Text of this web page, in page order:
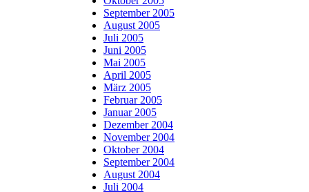
September 2005
August 2005
Juli 2005
Juni 2005
Mai 2005
April 2005
März 2005
Februar 2005
Januar 2005
Dezember 2004
November 2004
Oktober 2004
September 2004
August 2004
Juli 2004